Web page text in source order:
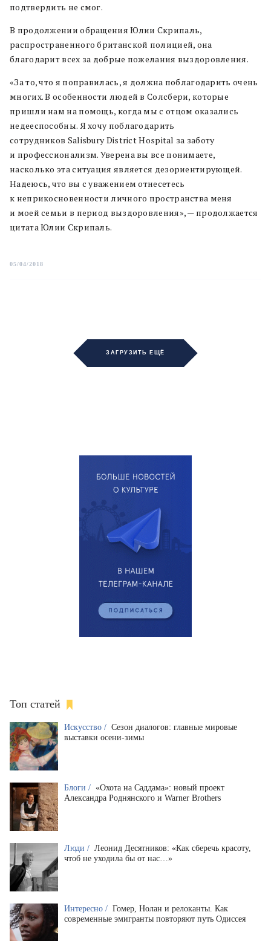
подтвердить не смог.
В продолжении обращения Юлии Скрипаль,
распространенного британской полицией, она
благодарит всех за добрые пожелания выздоровления.
«За то, что я поправилась, я должна поблагодарить очень
многих. В особенности людей в Солсбери, которые
пришли нам на помощь, когда мы с отцом оказались
недееспособны. Я хочу поблагодарить
сотрудников Salisbury District Hospital за заботу
и профессионализм. Уверена вы все понимаете,
насколько эта ситуация является дезориентирующей.
Надеюсь, что вы с уважением отнесетесь
к неприкосновенности личного пространства меня
и моей семьи в период выздоровления», — продолжается
цитата Юлии Скрипаль.
05/04/2018
ЗАГРУЗИТЬ ЕЩЁ
Топ статей
Искусство / Сезон диалогов: главные мировые
выставки осени-зимы
Блоги / «Охота на Саддама»: новый проект
Александра Роднянского и Warner Brothers
Люди / Леонид Десятников: «Как сберечь красоту,
чтоб не уходила бы от нас…»
Интересно / Гомер, Нолан и релоканты. Как
современные эмигранты повторяют путь Одиссея